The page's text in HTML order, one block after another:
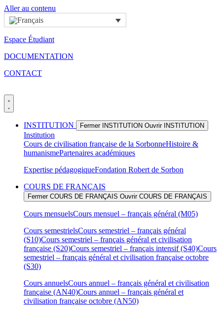
Aller au contenu
Espace Étudiant
DOCUMENTATION
CONTACT
INSTITUTION Fermer INSTITUTION Ouvrir INSTITUTION
Institution
Cours de civilisation française de la SorbonneHistoire &
humanismePartenaires académiques
Expertise pédagogiqueFondation Robert de Sorbon
COURS DE FRANÇAIS
Fermer COURS DE FRANÇAIS Ouvrir COURS DE FRANÇAIS
Cours mensuelsCours mensuel – français général (M05)
Cours semestrielsCours semestriel – français général
(S10)Cours semestriel – français général et civilisation
française (S20)Cours semestriel – français intensif (S40)Cours
semestriel – français général et civilisation française octobre
(S30)
Cours annuelsCours annuel – français général et civilisation
française (AN40)Cours annuel – français général et
civilisation française octobre (AN50)